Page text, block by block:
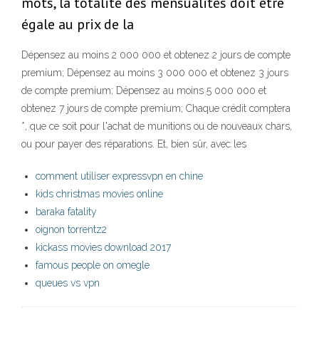
égale au prix de la
Dépensez au moins 2 000 000 et obtenez 2 jours de compte
premium; Dépensez au moins 3 000 000 et obtenez 3 jours
de compte premium; Dépensez au moins 5 000 000 et
obtenez 7 jours de compte premium; Chaque crédit comptera
*, que ce soit pour l'achat de munitions ou de nouveaux chars,
ou pour payer des réparations. Et, bien sûr, avec les
comment utiliser expressvpn en chine
kids christmas movies online
baraka fatality
oignon torrentz2
kickass movies download 2017
famous people on omegle
queues vs vpn